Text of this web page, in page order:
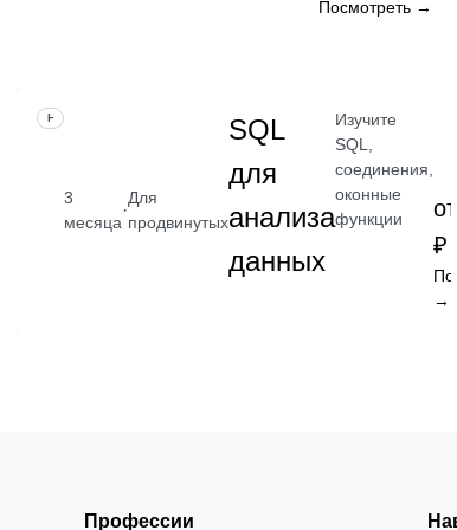
Посмотреть →
НАВЫК
3
месяца
·
Для
продвинутых
SQL
для
анализа
данных
Изучите
SQL,
соединения,
оконные
функции
₽
→
Профессии